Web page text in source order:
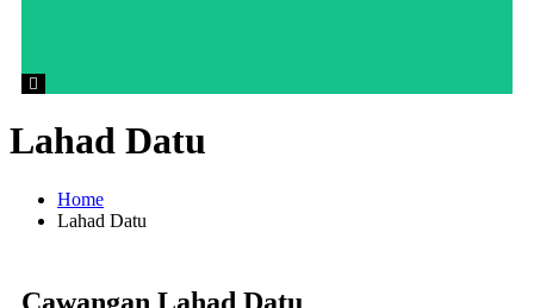
Hamburger Toggle Menu
Lahad Datu
Home
Lahad Datu
Cawangan Lahad Datu